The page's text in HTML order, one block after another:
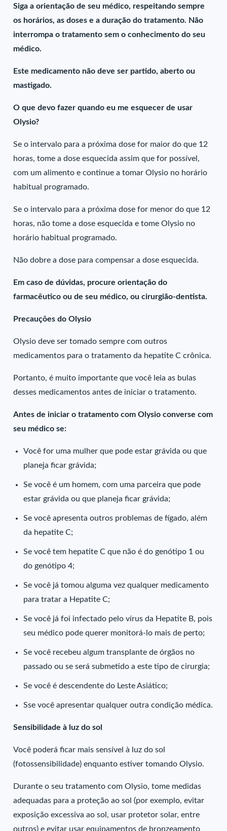
Siga a orientação de seu médico, respeitando sempre
os horários, as doses e a duração do tratamento. Não
interrompa o tratamento sem o conhecimento do seu
médico.
Este medicamento não deve ser partido, aberto ou
mastigado.
O que devo fazer quando eu me esquecer de usar
Olysio?
Se o intervalo para a próxima dose for maior do que 12
horas, tome a dose esquecida assim que for possível,
com um alimento e continue a tomar Olysio no horário
habitual programado.
Se o intervalo para a próxima dose for menor do que 12
horas, não tome a dose esquecida e tome Olysio no
horário habitual programado.
Não dobre a dose para compensar a dose esquecida.
Em caso de dúvidas, procure orientação do
farmacêutico ou de seu médico, ou cirurgião-dentista.
Precauções do Olysio
Olysio deve ser tomado sempre com outros
medicamentos para o tratamento da hepatite C crônica.
Portanto, é muito importante que você leia as bulas
desses medicamentos antes de iniciar o tratamento.
Antes de iniciar o tratamento com Olysio converse com
seu médico se:
Você for uma mulher que pode estar grávida ou que
planeja ficar grávida;
Se você é um homem, com uma parceira que pode
estar grávida ou que planeja ficar grávida;
Se você apresenta outros problemas de fígado, além
da hepatite C;
Se você tem hepatite C que não é do genótipo 1 ou
do genótipo 4;
Se você já tomou alguma vez qualquer medicamento
para tratar a Hepatite C;
Se você já foi infectado pelo vírus da Hepatite B, pois
seu médico pode querer monitorá-lo mais de perto;
Se você recebeu algum transplante de órgãos no
passado ou se será submetido a este tipo de cirurgia;
Se você é descendente do Leste Asiático;
Sse você apresentar qualquer outra condição médica.
Sensibilidade à luz do sol
Você poderá ficar mais sensível à luz do sol
(fotossensibilidade) enquanto estiver tomando Olysio.
Durante o seu tratamento com Olysio, tome medidas
adequadas para a proteção ao sol (por exemplo, evitar
exposição excessiva ao sol, usar protetor solar, entre
outros) e evitar usar equipamentos de bronzeamento